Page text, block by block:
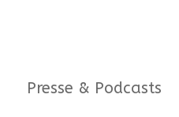
Presse & Podcasts